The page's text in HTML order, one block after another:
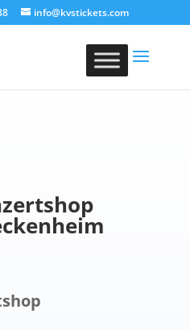
info@kvstickets.com